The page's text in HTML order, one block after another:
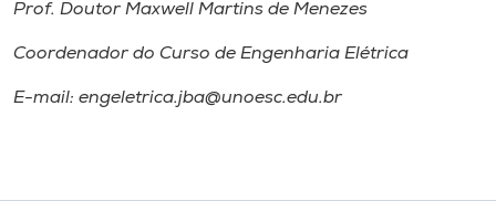
Prof. Doutor Maxwell Martins de Menezes
Coordenador do Curso de Engenharia Elétrica
E-mail: engeletrica.jba@unoesc.edu.br